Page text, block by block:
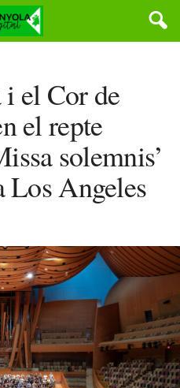
i el Cor de
el repte
solemnis’
Los Angeles